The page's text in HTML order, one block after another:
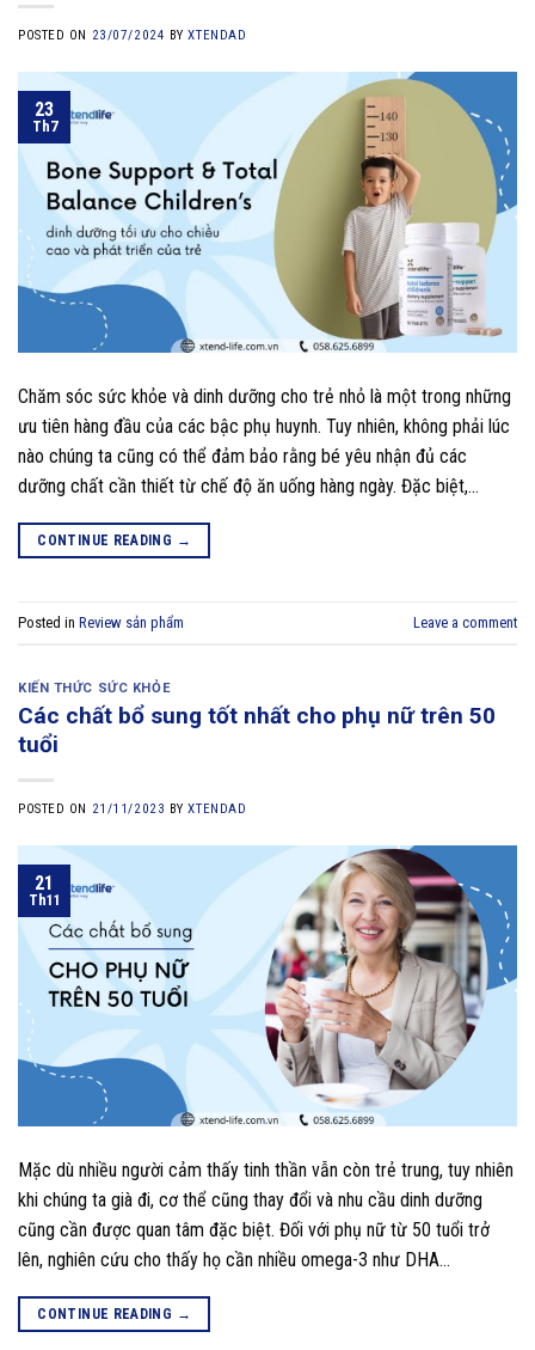
POSTED ON 23/07/2024 BYXTENDAD
23
Th7
Chăm sóc sức khỏe và dinh dưỡng cho trẻ nhỏ là một trong những
ưu tiên hàng đầu của các bậc phụ huynh. Tuy nhiên, không phải lúc
nào chúng ta cũng có thể đảm bảo rằng bé yêu nhận đủ các
dưỡng chất cần thiết từ chế độ ăn uống hàng ngày. Đặc biệt,…
CONTINUE READING →
Posted in Review sản phẩm Leave a comment
KIẾN THỨC SỨC KHỎE
Các chất bổ sung tốt nhất cho phụ nữ trên 50
tuổi
POSTED ON 21/11/2023 BYXTENDAD
21
Th11
Mặc dù nhiều người cảm thấy tinh thần vẫn còn trẻ trung, tuy nhiên
khi chúng ta già đi, cơ thể cũng thay đổi và nhu cầu dinh dưỡng
cũng cần được quan tâm đặc biệt. Đối với phụ nữ từ 50 tuổi trở
lên, nghiên cứu cho thấy họ cần nhiều omega-3 như DHA…
CONTINUE READING →